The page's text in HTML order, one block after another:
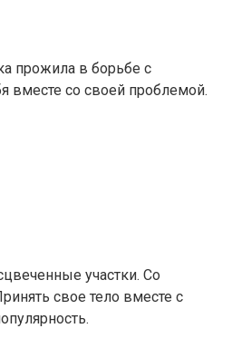
прожила в борьбе с
вместе со своей проблемой.
участки. Со
свое тело вместе с